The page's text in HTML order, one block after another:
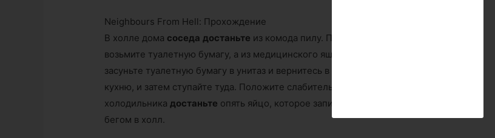
Neighbours From Hell: Прохождение
В холле дома соседа достаньте из комода пилу. Пройдите в ванную комнату, где
возьмите туалетную бумагу, а из медицинского ящичка — слабительное. Тут же
засуньте туалетную бумагу в унитаз и вернитесь в холл. Ждите, пока
кухню, и затем ступайте туда. Положите слабительное в банку с пивом, из
холодильникадостаньте опять яйцо, которое запихайте в микроволновую печь, и
бегом в холл.